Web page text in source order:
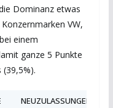
Dominanz etwas
VW,
einem
ganze 5 Punkte
NEUZULASSUNGEN